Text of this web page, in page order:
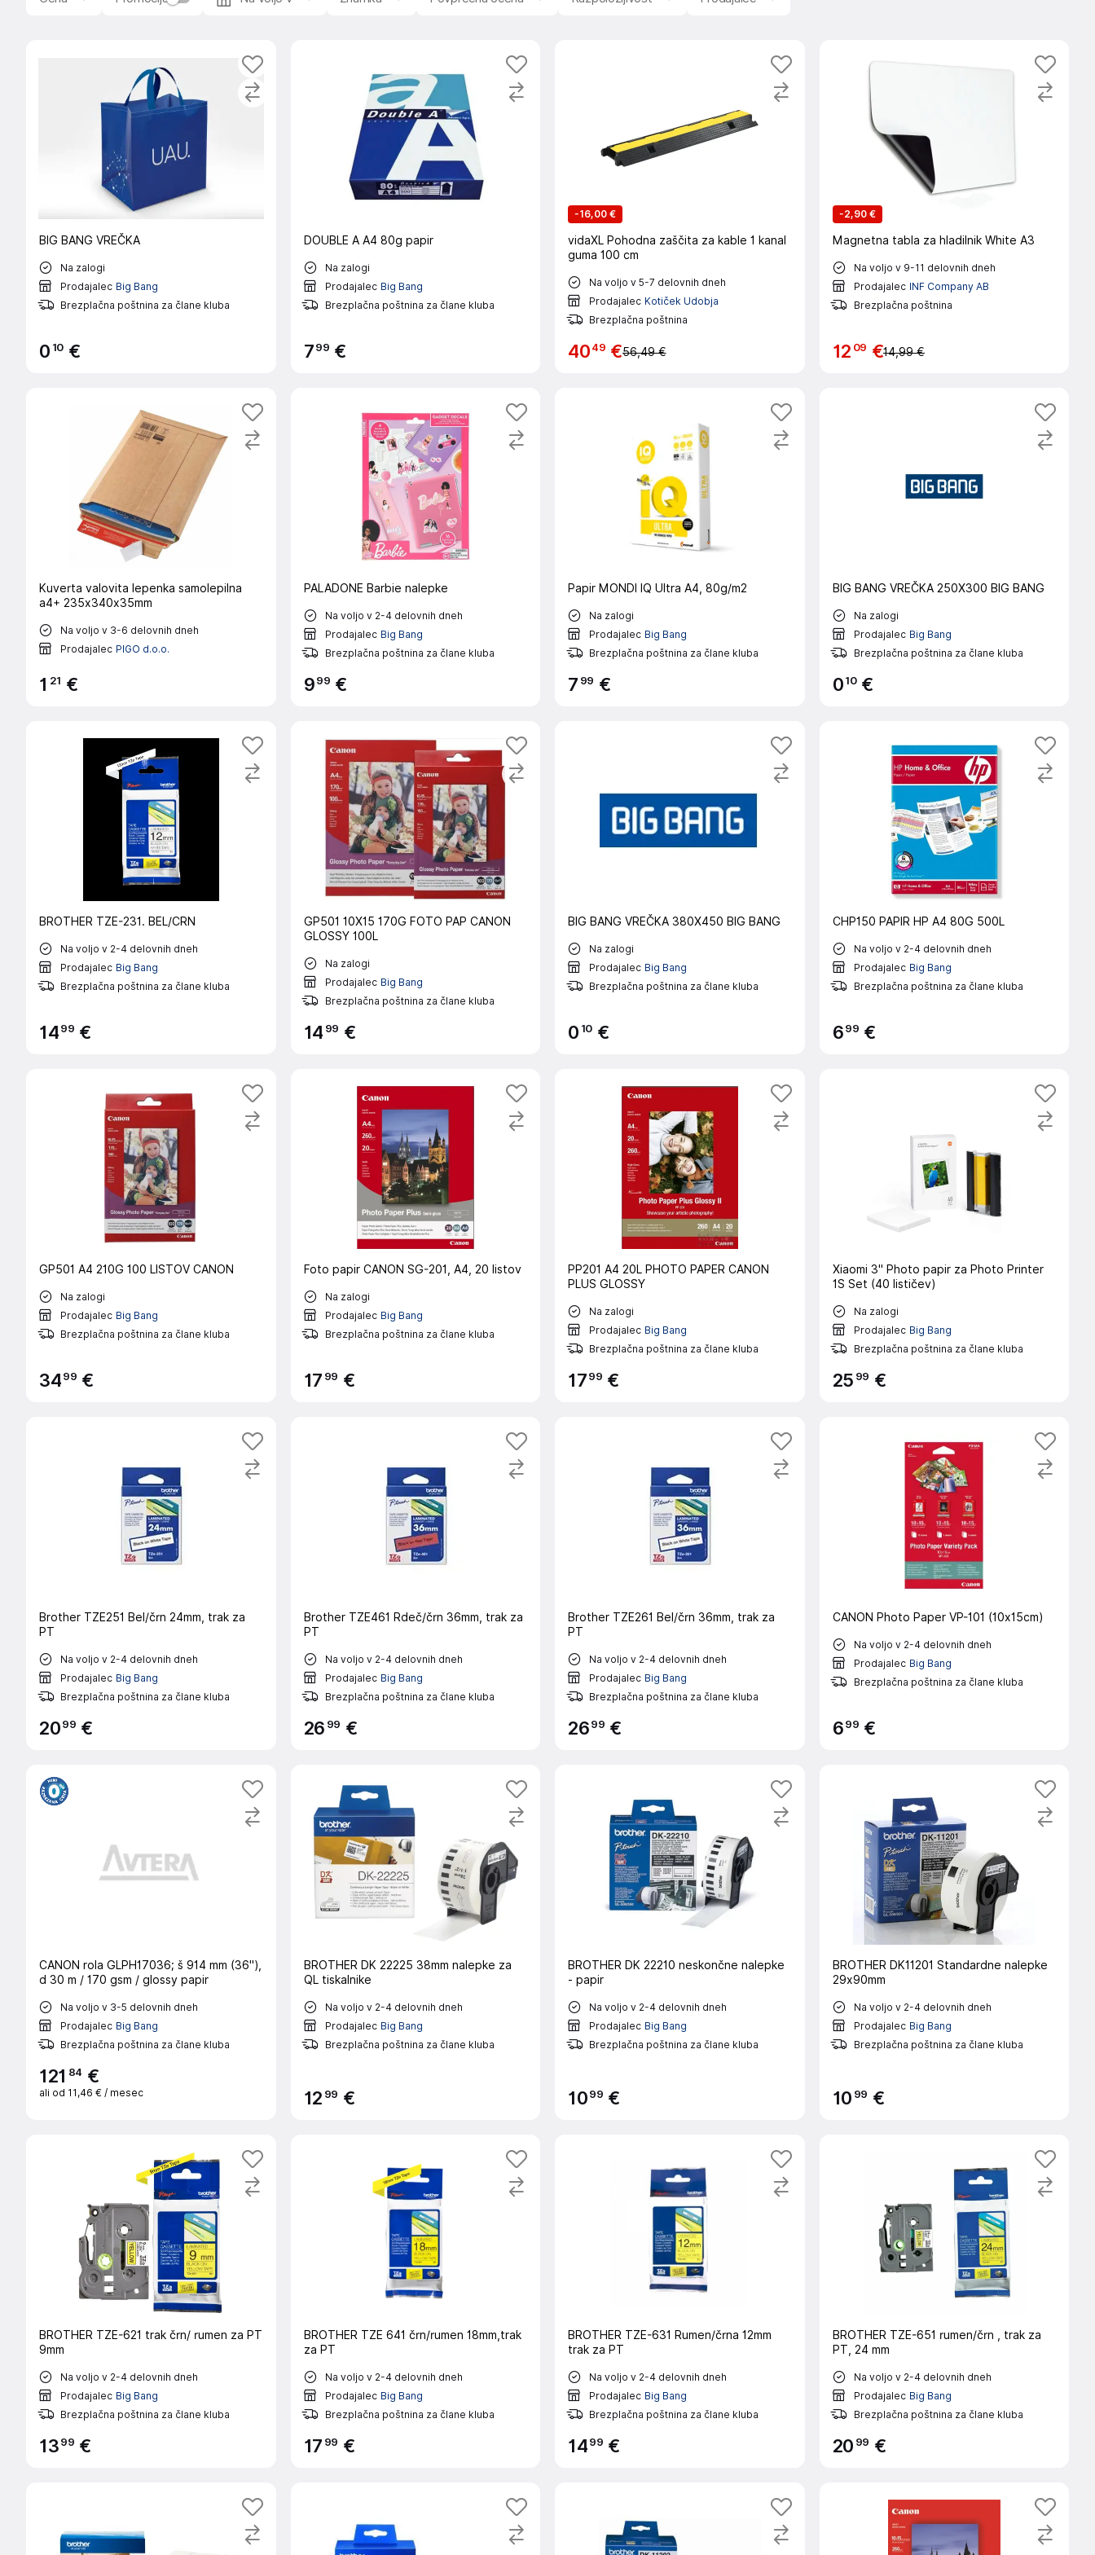
Idealno za tiskanje in pisanje. Zagotovite si kakovosten papir za vsakodnevno uporabo.
BIG BANG VREČKA
Na zalogi
Prodajalec Big Bang
Brezplačna poštnina za člane kluba
0 10 €
DOUBLE A A4 80g papir
Na zalogi
Prodajalec Big Bang
Brezplačna poštnina za člane kluba
799 €
-16,00 €
vidaXL Pohodna zaščita za kable 1 kanal
guma 100 cm
Na voljo v 5-7 delovnih dneh
Prodajalec Kotiček Udobja
Brezplačna poštnina
4049 €56,49 €
-2,90 €
Magnetna tabla za hladilnik White A3
Na voljo v 9-11 delovnih dneh
Prodajalec INF Company AB
Brezplačna poštnina
12 09 €14,99 €
Kuverta valovita lepenka samolepilna
a4+ 235x340x35mm
Na voljo v 3-6 delovnih dneh
Prodajalec PIGO d.o.o.
1 21 €
PALADONE Barbie nalepke
Na voljo v 2-4 delovnih dneh
Prodajalec Big Bang
Brezplačna poštnina za člane kluba
999 €
Papir MONDI IQ Ultra A4, 80g/m2
Na zalogi
Prodajalec Big Bang
Brezplačna poštnina za člane kluba
7 99 €
BIG BANG VREČKA 250X300 BIG BANG
Na zalogi
Prodajalec Big Bang
Brezplačna poštnina za člane kluba
010 €
BROTHER TZE-231. BEL/CRN
Na voljo v 2-4 delovnih dneh
Prodajalec Big Bang
Brezplačna poštnina za člane kluba
1499 €
GP501 10X15 170G FOTO PAP CANON
GLOSSY 100L
Na zalogi
Prodajalec Big Bang
Brezplačna poštnina za člane kluba
14 99 €
BIG BANG VREČKA 380X450 BIG BANG
Na zalogi
Prodajalec Big Bang
Brezplačna poštnina za člane kluba
0 10 €
CHP150 PAPIR HP A4 80G 500L
Na voljo v 2-4 delovnih dneh
Prodajalec Big Bang
Brezplačna poštnina za člane kluba
699 €
GP501 A4 210G 100 LISTOV CANON
Na zalogi
Prodajalec Big Bang
Brezplačna poštnina za člane kluba
3499 €
Foto papir CANON SG-201, A4, 20 listov
Na zalogi
Prodajalec Big Bang
Brezplačna poštnina za člane kluba
17 99 €
PP201 A4 20L PHOTO PAPER CANON
PLUS GLOSSY
Na zalogi
Prodajalec Big Bang
Brezplačna poštnina za člane kluba
1799 €
Xiaomi 3" Photo papir za Photo Printer
1S Set (40 lističev)
Na zalogi
Prodajalec Big Bang
Brezplačna poštnina za člane kluba
25 99 €
Brother TZE251 Bel/črn 24mm, trak za
PT
Na voljo v 2-4 delovnih dneh
Prodajalec Big Bang
Brezplačna poštnina za člane kluba
2099 €
Brother TZE461 Rdeč/črn 36mm, trak za
PT
Na voljo v 2-4 delovnih dneh
Prodajalec Big Bang
Brezplačna poštnina za člane kluba
26 99 €
Brother TZE261 Bel/črn 36mm, trak za
PT
Na voljo v 2-4 delovnih dneh
Prodajalec Big Bang
Brezplačna poštnina za člane kluba
2699 €
CANON Photo Paper VP-101 (10x15cm)
Na voljo v 2-4 delovnih dneh
Prodajalec Big Bang
Brezplačna poštnina za člane kluba
699 €
CANON rola GLPH17036; š 914 mm (36''),
d 30 m / 170 gsm / glossy papir
Na voljo v 3-5 delovnih dneh
Prodajalec Big Bang
Brezplačna poštnina za člane kluba
121 84 €
ali od 11,46 € / mesec
BROTHER DK 22225 38mm nalepke za
QL tiskalnike
Na voljo v 2-4 delovnih dneh
Prodajalec Big Bang
Brezplačna poštnina za člane kluba
12 99 €
BROTHER DK 22210 neskončne nalepke
- papir
Na voljo v 2-4 delovnih dneh
Prodajalec Big Bang
Brezplačna poštnina za člane kluba
1099 €
BROTHER DK11201 Standardne nalepke
29x90mm
Na voljo v 2-4 delovnih dneh
Prodajalec Big Bang
Brezplačna poštnina za člane kluba
10 99 €
BROTHER TZE-621 trak črn/ rumen za PT
9mm
Na voljo v 2-4 delovnih dneh
Prodajalec Big Bang
Brezplačna poštnina za člane kluba
1399 €
BROTHER TZE 641 črn/rumen 18mm,trak
za PT
Na voljo v 2-4 delovnih dneh
Prodajalec Big Bang
Brezplačna poštnina za člane kluba
17 99 €
BROTHER TZE-631 Rumen/črna 12mm
trak za PT
Na voljo v 2-4 delovnih dneh
Prodajalec Big Bang
Brezplačna poštnina za člane kluba
1499 €
BROTHER TZE-651 rumen/črn , trak za
PT, 24 mm
Na voljo v 2-4 delovnih dneh
Prodajalec Big Bang
Brezplačna poštnina za člane kluba
20 99 €